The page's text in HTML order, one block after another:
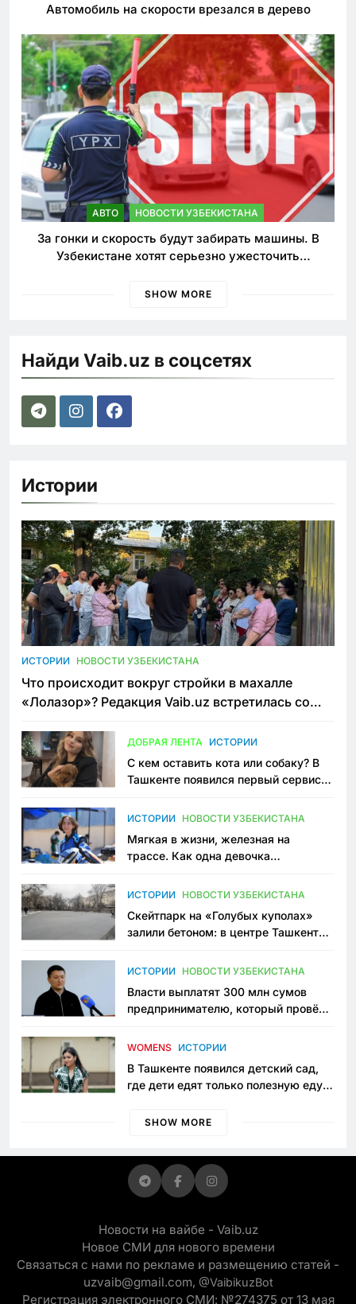
Автомобиль на скорости врезался в дерево
АВТО НОВОСТИ УЗБЕКИСТАНА
За гонки и скорость будут забирать машины. В
Узбекистане хотят серьезно ужесточить
SHOW MORE
Найди Vaib.uz в соцсетях
Истории
ИСТОРИИ НОВОСТИ УЗБЕКИСТАНА
Что происходит вокруг стройки в махалле
«Лолазор»? Редакция Vaib.uz встретилась со
ДОБРАЯ ЛЕНТА ИСТОРИИ
С кем оставить кота или собаку? В
Ташкенте появился первый сервис
ИСТОРИИ НОВОСТИ УЗБЕКИСТАНА
Мягкая в жизни, железная на
трассе. Как одна девочка
Узбекистане
ИСТОРИИ НОВОСТИ УЗБЕКИСТАНА
Скейтпарк на «Голубых куполах»
залили бетоном: в центре Ташкента
пространство
ИСТОРИИ НОВОСТИ УЗБЕКИСТАНА
Власти выплатят 300 млн сумов
предпринимателю, который провёл
приговору
WOMENS ИСТОРИИ
В Ташкенте появился детский сад,
где дети едят только полезную еду.
просить «кашу без сахара»
SHOW MORE
Новости на вайбе - Vaib.uz
Новое СМИ для нового времени
Связаться с нами по рекламе и размещению статей -
uzvaib@gmail.com, @VaibikuzBot
Регистрация электронного СМИ: №274375 от 13 мая